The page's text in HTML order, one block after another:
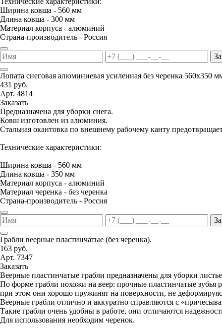
Ширина ковша - 560 мм
Длина ковша - 300 мм
Материал корпуса - алюминий
Страна-производитель - Россия
Лопата снеговая алюминиевая усиленная без черенка 560х350
431 руб.
Арт. 4814
Заказать
Предназначена для уборки снега.
Ковш изготовлен из алюминия.
Стальная окантовка по внешнему рабочему канту
Технические характеристики:
Ширина ковша - 560 мм
Длина ковша - 350 мм
Материал корпуса - алюминий
Материал черенка - без черенка
Страна-производитель - Россия
Грабли веерные пластинчатые (без черенка).
163 руб.
Арт. 7347
Заказать
Веерные пластинчатые грабли предназначены для уборки
По форме грабли похожи на веер: прочные пластинчатые зубья
при этом они хорошо пружинят на поверхности, не
Веерные грабли отлично и аккуратно справляются с
Такие грабли очень удобны в работе, они отличаются
Для использования необходим черенок.